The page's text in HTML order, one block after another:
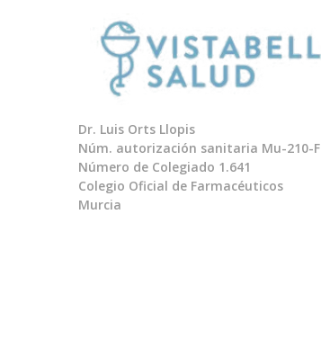
Dr. Luis Orts Llopis
Núm. autorización sanitaria Mu-210-F
Número de Colegiado 1.641
Colegio Oficial de Farmacéuticos
Murcia